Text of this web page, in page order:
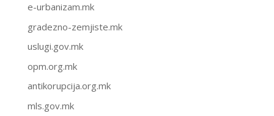
e-urbanizam.mk
gradezno-zemjiste.mk
uslugi.gov.mk
opm.org.mk
antikorupcija.org.mk
mls.gov.mk